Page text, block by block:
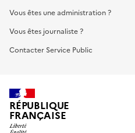
Vous êtes une administration ?
Vous êtes journaliste ?
Contacter Service Public
RÉPUBLIQUE
FRANÇAISE